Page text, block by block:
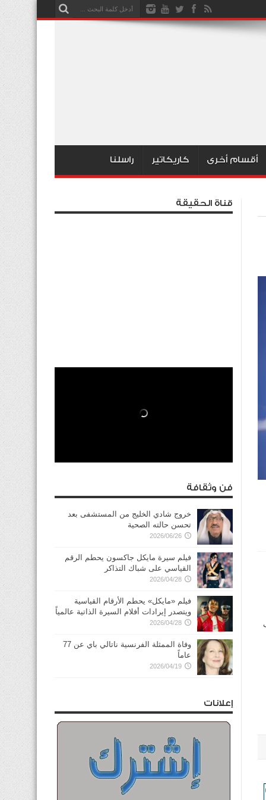
أقسام أخرى كاريكاتير راسلنا
قناة الحقيقة
فن وثقافة
خروج شادي الخليج من المستشفى بعد
تحسن حالته الصحية
2026/06/26
فيلم سيرة مايكل جاكسون يحطم الرقم
القياسي على شباك التذاكر
2026/04/28
فيلم «مايكل» يحطم الأرقام القياسية
ويتصدر إيرادات أفلام السيرة الذاتية عالمياً
2026/04/28
وفاة الممثلة الفرنسية ناتالي باي عن 77
عاماً
2026/04/19
إعلانات